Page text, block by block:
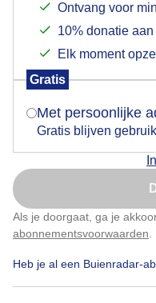
Ontvang voor
10% donatie
Elk moment
Gratis
Met persoonlijke
Gratis blijven
Als je doorgaat, ga je
abonnementsvoorwaarden
Heb je al een Buienradar-
surfers op uit. De zon
vandaag door brede
tot nu toe. foto
Noordzeestrand van
Indien je hier nog
verschijnt er zo
Is
Nu
Klik hier